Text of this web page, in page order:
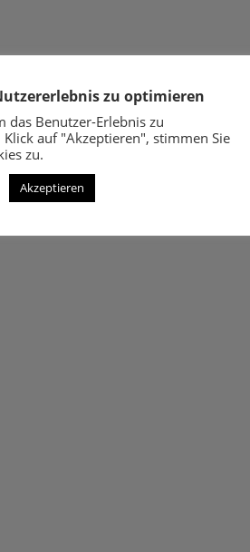
zu optimieren
das Benutzer-Erlebnis zu
auf "Akzeptieren", stimmen Sie
zu.
Akzeptieren